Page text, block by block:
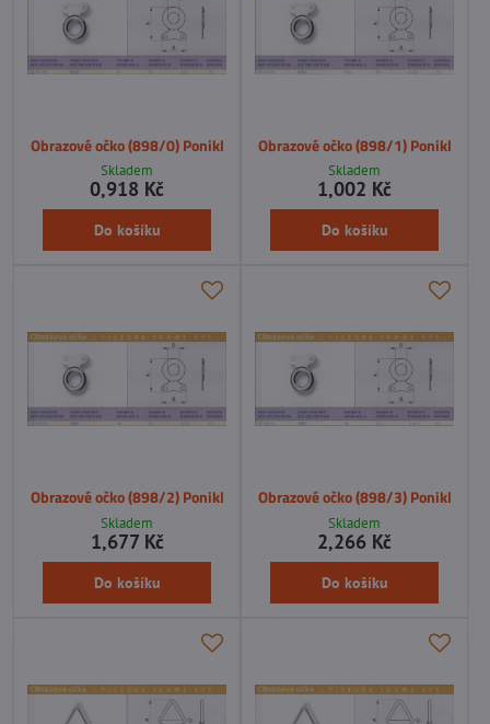
Obrazové očko (898/0) Ponikl
Skladem
0,918 Kč
Do košíku
Obrazové očko (898/1) Ponikl
Skladem
1,002 Kč
Do košíku
Obrazové očko (898/2) Ponikl
Skladem
1,677 Kč
Do košíku
Obrazové očko (898/3) Ponikl
Skladem
2,266 Kč
Do košíku